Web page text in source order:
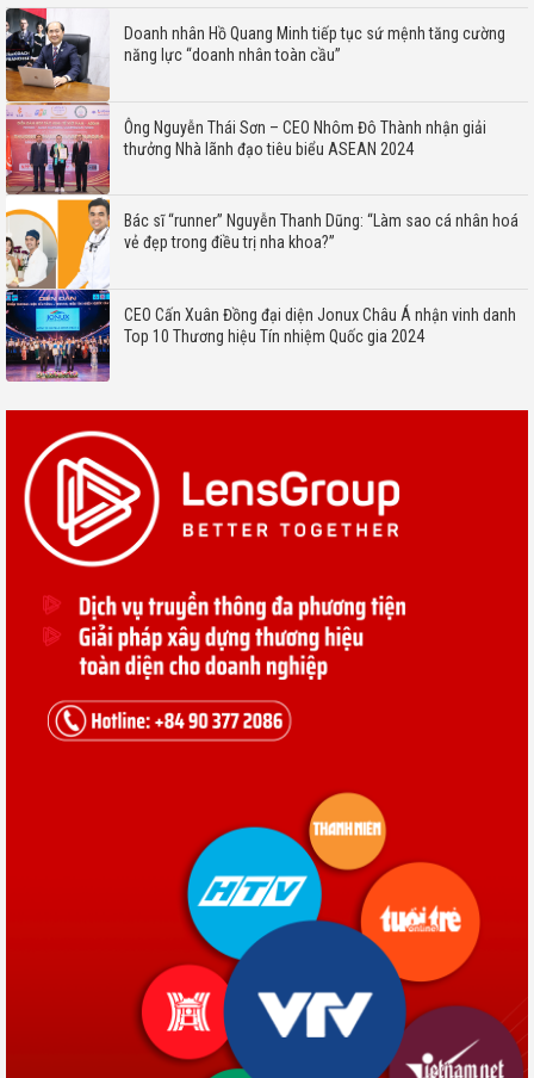
Doanh nhân Hồ Quang Minh tiếp tục sứ mệnh tăng cường
năng lực “doanh nhân toàn cầu”
Ông Nguyễn Thái Sơn – CEO Nhôm Đô Thành nhận giải
thưởng Nhà lãnh đạo tiêu biểu ASEAN 2024
Bác sĩ “runner” Nguyễn Thanh Dũng: “Làm sao cá nhân hoá
vẻ đẹp trong điều trị nha khoa?”
CEO Cấn Xuân Đồng đại diện Jonux Châu Á nhận vinh danh
Top 10 Thương hiệu Tín nhiệm Quốc gia 2024